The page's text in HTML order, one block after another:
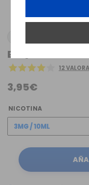
12
3,95€
NICOTINA